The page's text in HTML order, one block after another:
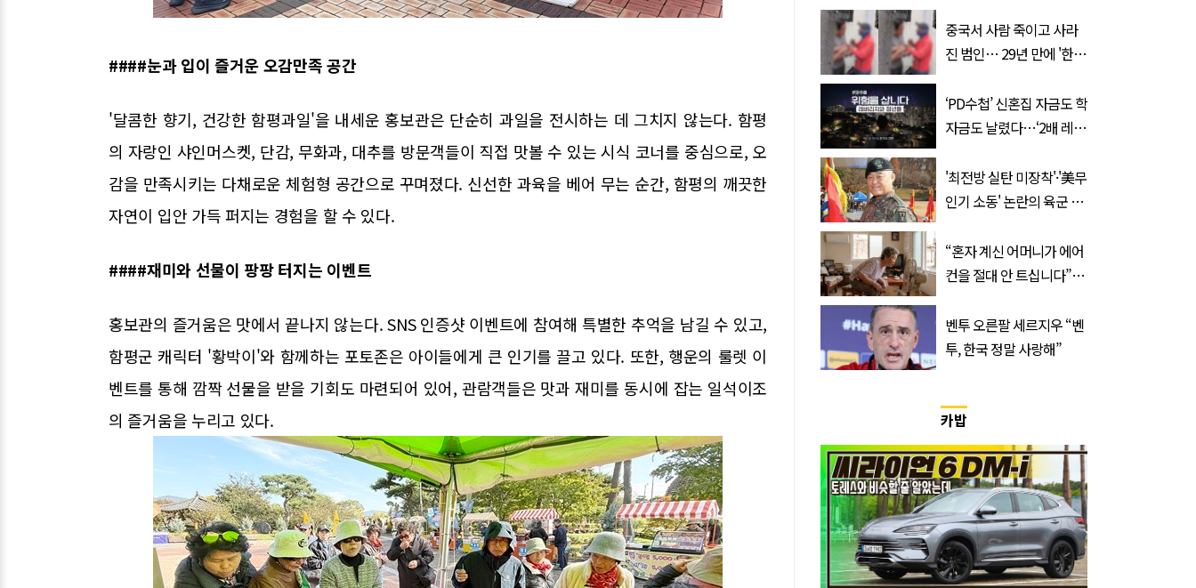
####눈과 입이 즐거운 오감만족 공간
'달콤한 향기, 건강한 함평과일'을 내세운 홍보관은 단순히 과일을 전시하는 데 그치지 않는다. 함평
의 자랑인 샤인머스켓, 단감, 무화과, 대추를 방문객들이 직접 맛볼 수 있는 시식 코너를 중심으로, 오
감을 만족시키는 다채로운 체험형 공간으로 꾸며졌다. 신선한 과육을 베어 무는 순간, 함평의 깨끗한
자연이 입안 가득 퍼지는 경험을 할 수 있다.
####재미와 선물이 팡팡 터지는 이벤트
홍보관의 즐거움은 맛에서 끝나지 않는다. SNS 인증샷 이벤트에 참여해 특별한 추억을 남길 수 있고,
함평군 캐릭터 '황박이'와 함께하는 포토존은 아이들에게 큰 인기를 끌고 있다. 또한, 행운의 룰렛 이
벤트를 통해 깜짝 선물을 받을 기회도 마련되어 있어, 관람객들은 맛과 재미를 동시에 잡는 일석이조
의 즐거움을 누리고 있다.
중국서 사람 죽이고 사라
진 범인… 29년 만에 '한
‘PD수첩’ 신혼집 자금도 학
자금도 날렸다…‘2배 레버
'최전방 실탄 미장착'·'美무
인기 소동' 논란의 육군 1
“혼자 계신 어머니가 에어
컨을 절대 안 트십니다”…
벤투 오른팔 세르지우 “벤
투, 한국 정말 사랑해”
카밥